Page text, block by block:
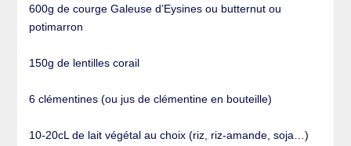
600g de courge Galeuse d’Eysines ou butternut ou
potimarron
150g de lentilles corail
6 clémentines (ou jus de clémentine en bouteille)
10-20cL de lait végétal au choix (riz, riz-amande, soja…)